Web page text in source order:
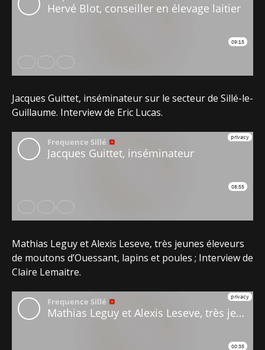
Jacques Guittet, inséminateur sur le secteur de Sillé-le-
Guillaume. Interview de Eric Lucas.
Mathias Leguy et Alexis Leseve, très jeunes éleveurs
de moutons d’Ouessant, lapins et poules ; Interview de
Claire Lemaitre.